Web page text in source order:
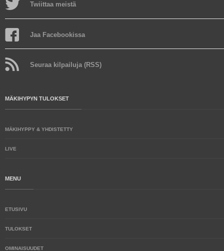
Twiittaa meistä
Jaa Facebookissa
Seuraa kilpailuja (RSS)
MÄKIHYPYN TULOKSET
MÄKIHYPPY & YHDISTETTY
LIVE
MENU
ETUSIVU
TULOKSET
OMINAISUUDET